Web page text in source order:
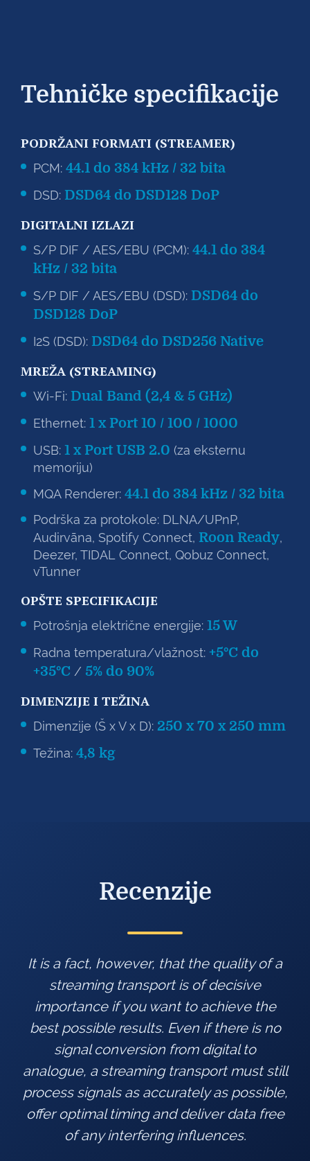
Tehničke specifikacije
PODRŽANI FORMATI (STREAMER)
PCM: 44.1 do 384 kHz / 32 bita
DSD: DSD64 do DSD128 DoP
DIGITALNI IZLAZI
S/P DIF / AES/EBU (PCM): 44.1 do 384
kHz / 32 bita
S/P DIF / AES/EBU (DSD): DSD64 do
DSD128 DoP
I2S (DSD): DSD64 do DSD256 Native
MREŽA (STREAMING)
Wi-Fi: Dual Band (2,4 & 5 GHz)
Ethernet: 1 x Port 10 / 100 / 1000
USB: 1 x Port USB 2.0 (za eksternu
memoriju)
MQA Renderer: 44.1 do 384 kHz / 32 bita
Podrška za protokole: DLNA/UPnP,
Audirvāna, Spotify Connect, Roon Ready,
Deezer, TIDAL Connect, Qobuz Connect,
vTunner
OPŠTE SPECIFIKACIJE
Potrošnja električne energije: 15 W
Radna temperatura/vlažnost: +5°C do
+35°C / 5% do 90%
DIMENZIJE I TEŽINA
Dimenzije (Š x V x D): 250 x 70 x 250 mm
Težina: 4,8 kg
Recenzije
the quality of a
of decisive
to achieve the
if there is no
digital to
must still
as possible,
data free
Metronome represents a
designed combination of
aesthetics and
HIFI PIG
Magazin